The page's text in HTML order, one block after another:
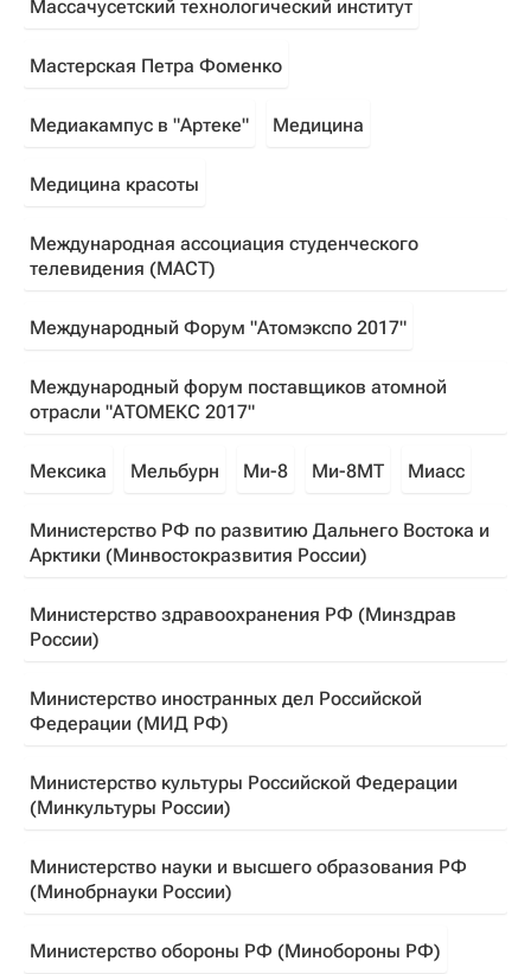
Массачусетский технологический институт
Мастерская Петра Фоменко
Медиакампус в "Артеке" Медицина
Медицина красоты
Международная ассоциация студенческого
телевидения (МАСТ)
Международный Форум "Атомэкспо 2017"
Международный форум поставщиков атомной
отрасли "АТОМЕКС 2017"
Мексика Мельбурн Ми-8 Ми-8МТ Миасс
Министерство РФ по развитию Дальнего Востока и
Арктики (Минвостокразвития России)
Министерство здравоохранения РФ (Минздрав
России)
Министерство иностранных дел Российской
Федерации (МИД РФ)
Министерство культуры Российской Федерации
(Минкультуры России)
Министерство науки и высшего образования РФ
(Минобрнауки России)
Министерство обороны РФ (Минобороны РФ)